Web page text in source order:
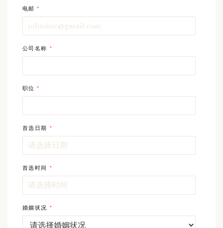
电邮*
公司名称 *
职位*
首选日期 *
首选时间 *
婚姻状况 *